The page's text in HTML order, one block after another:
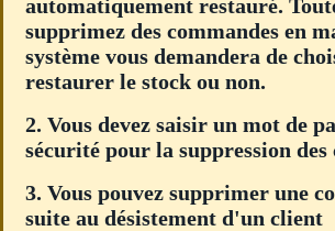
automatiquement restauré.
supprimez des commandes en
système vous demandera de
restaurer le stock ou non.
2. Vous devez saisir un mot de
sécurité pour la suppression des
3. Vous pouvez supprimer une
suite au désistement d'un client